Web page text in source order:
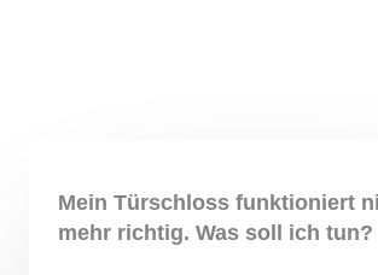
Mein Türschloss funktioniert
mehr richtig. Was soll ich tun?